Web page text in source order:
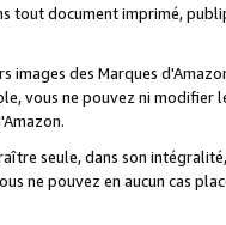
tout document imprimé,
images des Marques
vous ne pouvez ni
seule, dans son
ne pouvez en aucun cas